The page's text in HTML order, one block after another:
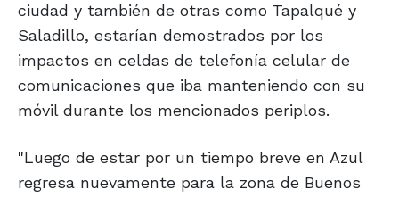
ciudad y también de otras como Tapalqué y
Saladillo, estarían demostrados por los
impactos en celdas de telefonía celular de
comunicaciones que iba manteniendo con su
móvil durante los mencionados periplos.
"Luego de estar por un tiempo breve en Azul
regresa nuevamente para la zona de Buenos